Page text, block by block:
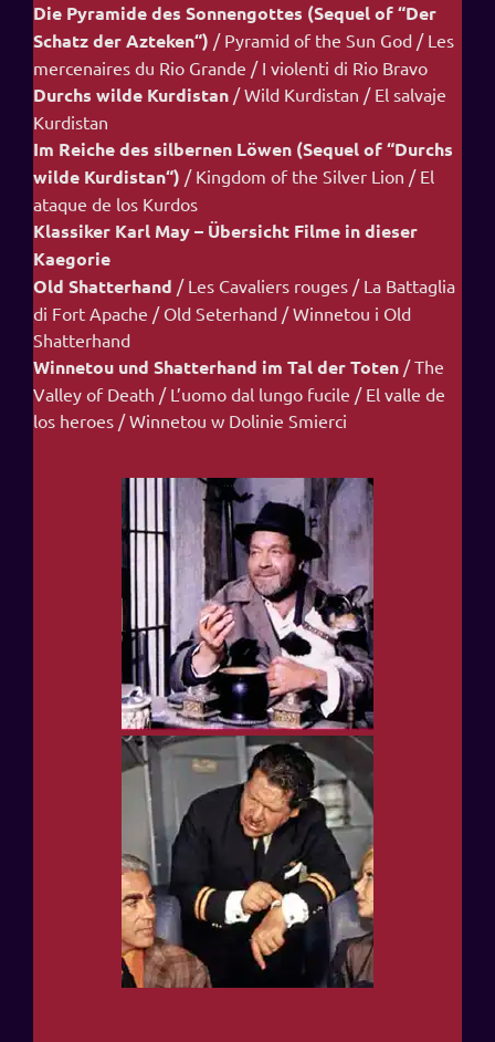
Die Pyramide des Sonnengottes (Sequel of “Der
Schatz der Azteken“) / Pyramid of the Sun God / Les
mercenaires du Rio Grande / I violenti di Rio Bravo
Durchs wilde Kurdistan/ Wild Kurdistan / El salvaje
Kurdistan
Im Reiche des silbernen Löwen (Sequel of “Durchs
wilde Kurdistan“) / Kingdom of the Silver Lion / El
ataque de los Kurdos
Klassiker Karl May – Übersicht Filme in dieser
Kaegorie
Old Shatterhand / Les Cavaliers rouges / La Battaglia
di Fort Apache / Old Seterhand / Winnetou i Old
Shatterhand
Winnetou und Shatterhand im Tal der Toten/ The
Valley of Death / L’uomo dal lungo fucile / El valle de
los heroes / Winnetou w Dolinie Smierci